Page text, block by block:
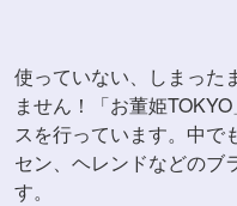
使っていない、しまった
ません！「お董姫
スを行っています。中で
セン、ヘレンドなどのブ
す。